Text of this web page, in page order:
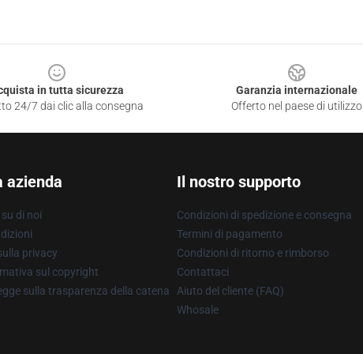
in tutta sicurezza
24/7 dai clic alla consegna
Garanzia internazionale
Offerto nel paese di utilizzo
azienda
di noi
privacy
sul copyright
sulla trasparenza della catena
Il nostro supporto
Condizioni di spedizione e consegna
Termini di pagamento
Condizioni di ritorno e rimborso
Contattaci
Aiuto del cliente (FAQ)
Whosale